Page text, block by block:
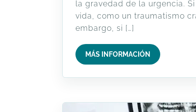
la gravedad de la urgencia.
vida, como un traumatismo
embargo, si […]
MÁS INFORMACIÓN